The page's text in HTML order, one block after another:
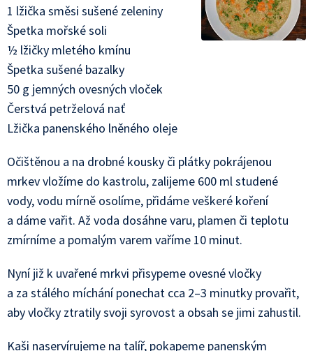
1 lžička směsi sušené zeleniny
Špetka mořské soli
½ lžičky mletého kmínu
Špetka sušené bazalky
50 g jemných ovesných vloček
Čerstvá petrželová nať
Lžička panenského lněného oleje
Očištěnou a na drobné kousky či plátky pokrájenou
mrkev vložíme do kastrolu, zalijeme 600 ml studené
vody, vodu mírně osolíme, přidáme veškeré koření
a dáme vařit. Až voda dosáhne varu, plamen či teplotu
zmírníme a pomalým varem vaříme 10 minut.
Nyní již k uvařené mrkvi přisypeme ovesné vločky
a za stálého míchání ponechat cca 2–3 minutky provařit,
aby vločky ztratily svoji syrovost a obsah se jimi zahustil.
Kaši naservírujeme na talíř, pokapeme panenským